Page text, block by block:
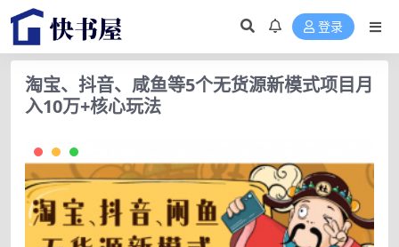
登录
淘宝、抖音、咸鱼等5个无货源新模式项目月
入10万+核心玩法